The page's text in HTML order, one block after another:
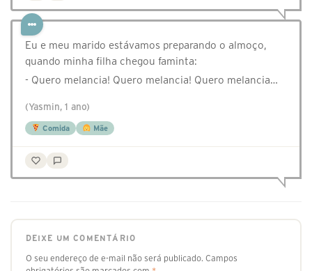
Eu e meu marido estávamos preparando o almoço,
quando minha filha chegou faminta:
- Quero melancia! Quero melancia! Quero melancia…
(Yasmin, 1 ano)
Comida Mãe
DEIXE UM COMENTÁRIO
O seu endereço de e-mail não será publicado. Campos